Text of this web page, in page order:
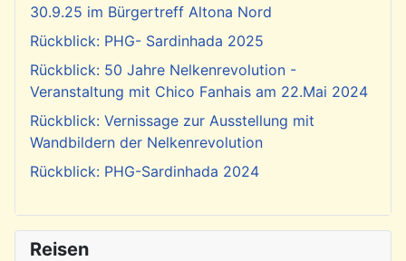
30.9.25 im Bürgertreff Altona Nord
Rückblick: PHG- Sardinhada 2025
Rückblick: 50 Jahre Nelkenrevolution -
Veranstaltung mit Chico Fanhais am 22.Mai 2024
Rückblick: Vernissage zur Ausstellung mit
Wandbildern der Nelkenrevolution
Rückblick: PHG-Sardinhada 2024
Reisen